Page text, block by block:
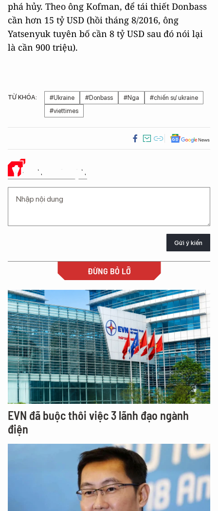
phá hủy. Theo ông Kofman, để tái thiết Donbass
cần hơn 15 tỷ USD (hồi tháng 8/2016, ông
Yatsenyuk tuyên bố cần 8 tỷ USD sau đó nói lại
là cần 900 triệu).
TỪ KHÓA: #Ukraine #Donbass #Nga
#chiến sự ukraine
#viettimes
Ý KIẾN CỦA BẠN
Gửi ý kiến
ĐỪNG BỎ LỠ
EVN đã buộc thôi việc 3 lãnh đạo ngành
điện